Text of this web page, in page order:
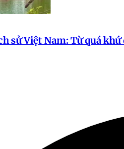
sử Việt Nam: Từ quá